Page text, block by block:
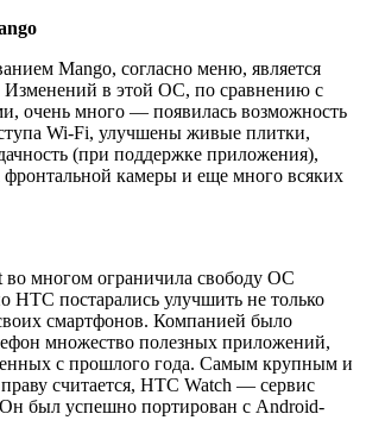
Mango, согласно меню, является
Изменений в этой ОС, по сравнению с
очень много — появилась возможность
Wi-Fi, улучшены живые плитки,
(при поддержке приложения),
фронтальной камеры и еще много всяких
многом ограничила свободу ОС
HTC постарались улучшить не только
смартфонов. Компанией было
множество полезных приложений,
с прошлого года. Самым крупным и
считается, HTC Watch — сервис
был успешно портирован с Android-